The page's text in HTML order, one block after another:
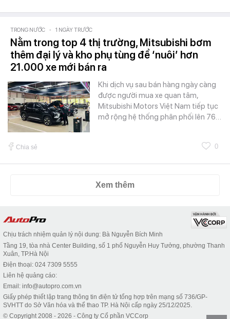
TRONG NƯỚC - 1 NGÀY TRƯỚC
Nằm trong top 4 thị trường, Mitsubishi bơm
thêm đại lý và kho phụ tùng để ‘nuôi’ hơn
21.000 xe mới bán ra
Khi dịch vụ sau bán hàng ngày càng
được người mua xe quan tâm,
Mitsubishi Motors Việt Nam tiếp tục
mở rộng hệ thống phân phối lên 76…
Chia sẻ 0
Xem thêm
Chịu trách nhiệm quản lý nội dung: Bà Nguyễn Bích Minh
Tầng 19, tòa nhà Center Building, số 1 phố Nguyễn Huy Tưởng, phường Thanh
Xuân, TP.Hà Nội
Điện thoại: 024 7309 5555
Liên hệ quảng cáo:
Email: info@autopro.com.vn
Giấy phép thiết lập trang thông tin điện tử tổng hợp trên mạng số 736/GP-
SVHTT do Sở Văn hóa và thể thao TP. Hà Nội cấp ngày 25/12/2025.
© Copyright 2008 - 2026 - Công ty Cổ phần VCCorp